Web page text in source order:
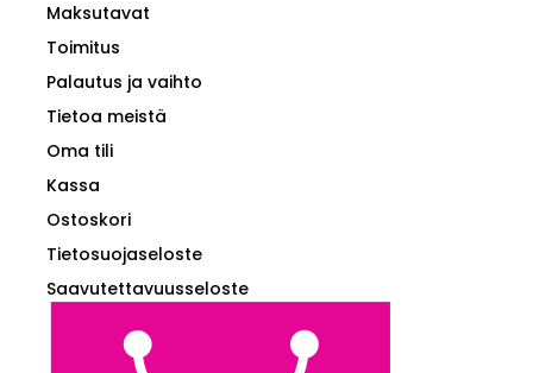
Maksutavat
Toimitus
Palautus ja vaihto
Tietoa meistä
Oma tili
Kassa
Ostoskori
Tietosuojaseloste
Saavutettavuusseloste